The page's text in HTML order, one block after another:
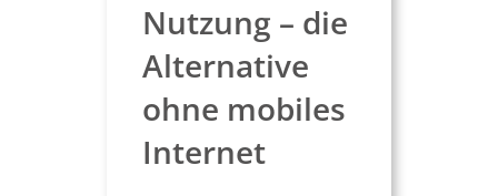
Nutzung – die
Alternative
ohne mobiles
Internet